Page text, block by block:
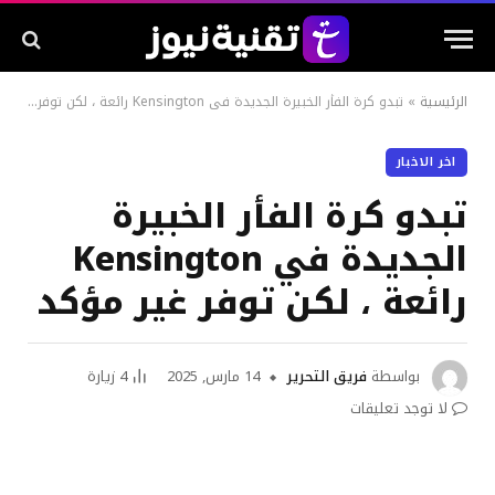
الرئيسية » تبدو كرة الفأر الخبيرة الجديدة في Kensington رائعة ، لكن توفر غير مؤكد
اخر الاخبار
تبدو كرة الفأر الخبيرة
الجديدة في Kensington
رائعة ، لكن توفر غير مؤكد
بواسطة فريق التحرير 14 مارس, 2025 4 زيارة
لا توجد تعليقات